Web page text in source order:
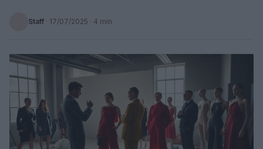
Staff · 17/07/2025 · 4 min